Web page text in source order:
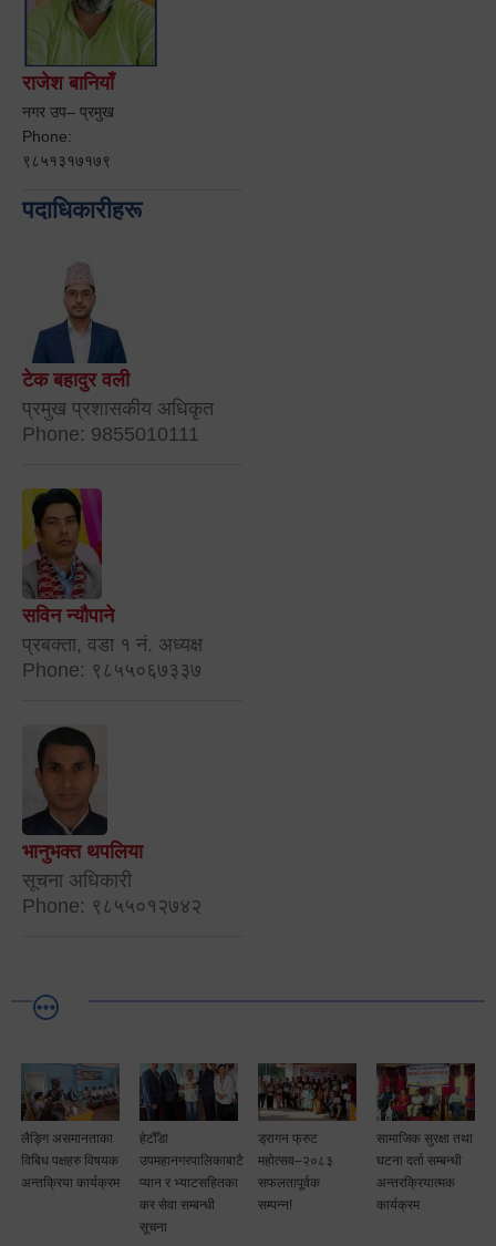
राजेश बानियाँ
नगर उप– प्रमुख
Phone:
९८५१३१७१७९
पदाधिकारीहरू
टेक बहादुर वली
प्रमुख प्रशासकीय अधिकृत
Phone: 9855010111
सविन न्यौपाने
प्रबक्ता, वडा १ नं. अध्यक्ष
Phone: ९८५५०६७३३७
भानुभक्त थपलिया
सूचना अधिकारी
Phone: ९८५५०१२७४२
लैङ्गि असमानताका
विबिध पक्षहरु विषयक
अन्तक्रिया कार्यक्रम
हेटौँडा
उपमहानगरपालिकाबाटै
प्यान र भ्याटसहितका
कर सेवा सम्बन्धी
सूचना
ड्रागन फ्रुट
महोत्सव–२०८३
सफलतापूर्वक
सम्पन्न!
सामाजिक सुरक्षा तथा
घटना दर्ता सम्बन्धी
अन्तरक्रियात्मक
कार्यक्रम